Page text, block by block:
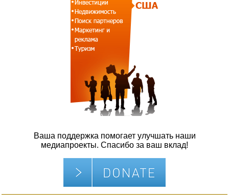
Ваша поддержка помогает улучшать наши
медиапроекты. Спасибо за ваш вклад!